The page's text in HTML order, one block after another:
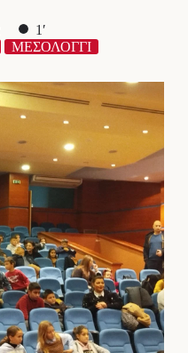
1′
ΜΕΣΟΛΟΓΓΙ